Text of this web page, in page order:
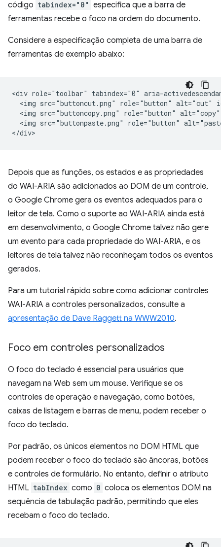
código tabindex="0" especifica que a barra de
ferramentas recebe o foco na ordem do documento.
Considere a especificação completa de uma barra de
ferramentas de exemplo abaixo:
<div role="toolbar" tabindex="0" aria-
<img src="buttoncut.png" role="button" alt="cut"
<img src="buttoncopy.png" role="button"
<img src="buttonpaste.png" role="button"
Depois que as funções, os estados e as propriedades
do WAI-ARIA são adicionados ao DOM de um controle,
o Google Chrome gera os eventos adequados para o
leitor de tela. Como o suporte ao WAI-ARIA ainda está
em desenvolvimento, o Google Chrome talvez não gere
um evento para cada propriedade do WAI-ARIA, e os
leitores de tela talvez não reconheçam todos os eventos
gerados.
Para um tutorial rápido sobre como adicionar controles
WAI-ARIA a controles personalizados, consulte a
apresentação de Dave Raggett na WWW2010.
Foco em controles personalizados
O foco do teclado é essencial para usuários que
navegam na Web sem um mouse. Verifique se os
controles de operação e navegação, como botões,
caixas de listagem e barras de menu, podem receber o
foco do teclado.
Por padrão, os únicos elementos no DOM HTML que
podem receber o foco do teclado são âncoras, botões
e controles de formulário. No entanto, definir o atributo
HTML tabIndex como 0 coloca os elementos DOM na
sequência de tabulação padrão, permitindo que eles
recebam o foco do teclado.